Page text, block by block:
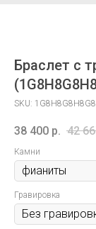
Браслет с
SKU:
38 400 р. 42
Камни
Гравировка